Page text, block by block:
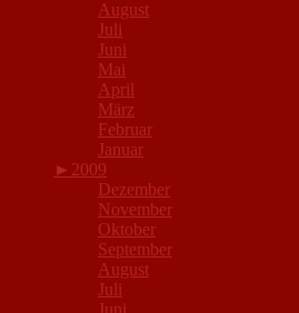
August
Juli
Juni
Mai
April
März
Februar
Januar
► 2009
Dezember
November
Oktober
September
August
Juli
Juni